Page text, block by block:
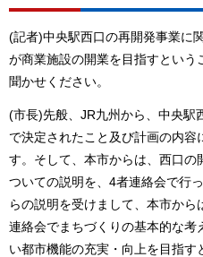
(記者)中央駅西口の再開発事業に
が商業施設の開業を目指すという
聞かせください。
(市長)先般、JR九州から、中央駅
で決定されたこと及び計画の内
す。そして、本市からは、西口の
ついての説明を、4者連絡会で行
らの説明を受けまして、本市か
連絡会でまちづくりの基本的な考
い都市機能の充実・向上を目指